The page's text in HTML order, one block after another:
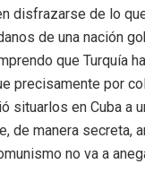
disfrazarse de lo
de una nación
que Turquía
precisamente por
situarlos en Cuba a
de manera secreta,
no va a